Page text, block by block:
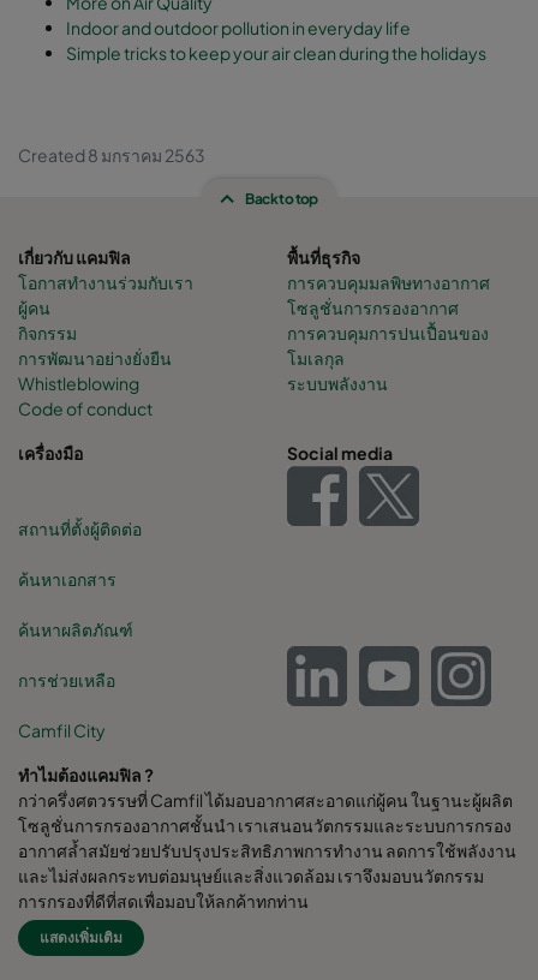
Indoor and outdoor pollution in everyday life
Simple tricks to keep your air clean during the holidays
Created 8 มกราคม 2563
Back to top
เกี่ยวกับ แคมฟิล
โอกาสทำงานร่วมกับเรา
ผู้คน
กิจกรรม
การพัฒนาอย่างยั่งยืน
Whistleblowing
Code of conduct
พื้นที่ธุรกิจ
การควบคุมมลพิษทางอากาศ
โซลูชั่นการกรองอากาศ
การควบคุมการปนเปื้อนของ
โมเลกุล
ระบบพลังงาน
เครื่องมือ
สถานที่ตั้งผู้ติดต่อ
ค้นหาเอกสาร
ค้นหาผลิตภัณฑ์
การช่วยเหลือ
Camfil City
Social media
ทำไมต้องแคมฟิล ?
กว่าครึ่งศตวรรษที่ Camfil ได้มอบอากาศสะอาดแก่ผู้คน ในฐานะผู้ผลิต
โซลูชั่นการกรองอากาศชั้นนำ เราเสนอนวัตกรรมและระบบการกรอง
อากาศล้ำสมัยช่วยปรับปรุงประสิทธิภาพการทำงาน ลดการใช้พลังงาน
และไม่ส่งผลกระทบต่อมนุษย์และสิ่งแวดล้อม เราจึงมอบนวัตกรรม
การกรองที่ดีที่สุดเพื่อมอบให้ลูกค้าทุกท่าน
Camfil Group สำนักงานใหญ่ตั้งอยู่ใน Stockholm, Sweden มี
แสดงเพิ่มเติม